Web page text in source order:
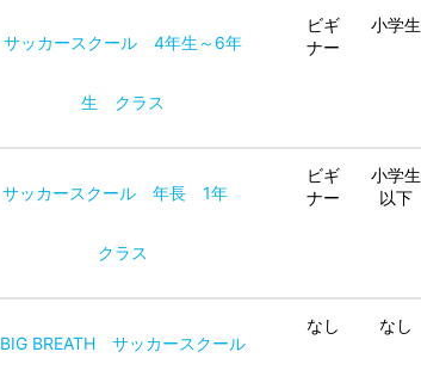
サッカースクール 4年生～6年
生 クラス
ビギ
ナー
小学生
サッカースクール 年長 1年
クラス
ビギ
ナー
小学生
以下
BIG BREATH サッカースクール
なし なし